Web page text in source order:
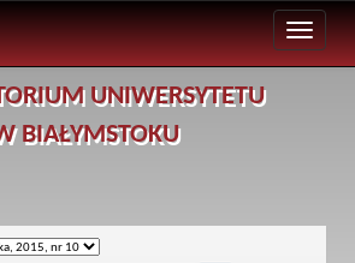
UNIWERSYTETU
BIAŁYMSTOKU